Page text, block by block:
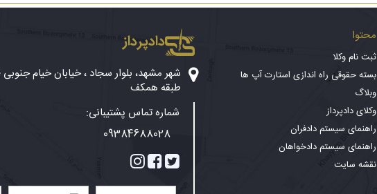
محتوا
ثبت نام وکلا
بسته حقوقی راه اندازی استارت آپ ها
وبلاگ
وکلای دادپرداز
راهنمای سیستم دادفران
راهنمای سیستم دادخواهان
نقشه سایت
دادپرداز
طبقه همکف
شماره تماس پشتیبانی:
09384688028